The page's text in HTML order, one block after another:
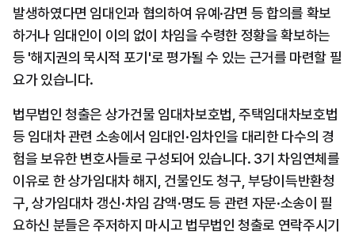
발생하였다면 임대인과 협의하여 유예·감면 등 합의를 확보
하거나 임대인이 이의 없이 차임을 수령한 정황을 확보하는
등 '해지권의 묵시적 포기'로 평가될 수 있는 근거를 마련할 필
요가 있습니다.
법무법인 청출은 상가건물 임대차보호법, 주택임대차보호법
등 임대차 관련 소송에서 임대인·임차인을 대리한 다수의 경
험을 보유한 변호사들로 구성되어 있습니다. 3기 차임연체를
이유로 한 상가임대차 해지, 건물인도 청구, 부당이득반환청
구, 상가임대차 갱신·차임 감액·명도 등 관련 자문·소송이 필
요하신 분들은 주저하지 마시고 법무법인 청출로 연락주시기